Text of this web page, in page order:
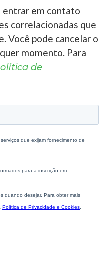
entrar em contato
correlacionadas que
Você pode cancelar o
momento. Para
de